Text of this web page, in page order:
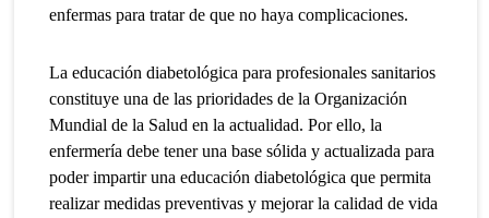
enfermas para tratar de que no haya complicaciones.
La educación diabetológica para profesionales sanitarios
constituye una de las prioridades de la Organización
Mundial de la Salud en la actualidad. Por ello, la
enfermería debe tener una base sólida y actualizada para
poder impartir una educación diabetológica que permita
realizar medidas preventivas y mejorar la calidad de vida